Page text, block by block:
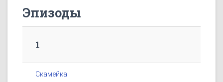
Эпизоды
1
Скамейка